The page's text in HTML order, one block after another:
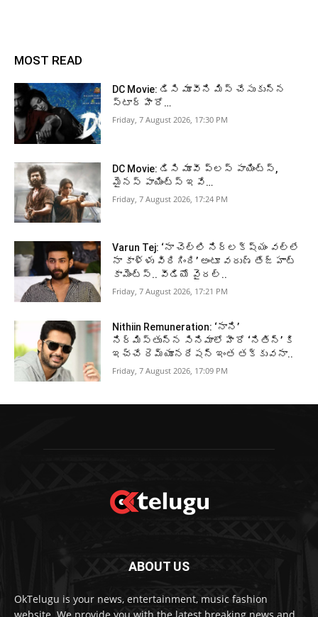
MOST READ
DC Movie: డిసి మూవీని మిస్ చేసుకున్న
స్టార్ హీరో…
Friday, 7 August 2026, 17:30 PM
DC Movie: డిసి మూవీ ప్లస్ పాయింట్స్,
మైనస్ పాయింట్స్ ఇవే…
Friday, 7 August 2026, 17:24 PM
Varun Tej: ‘నా చెల్లి నిర్లక్ష్యం వల్లే
నా కాళ్ళు విరిగింది’ అంటూ వరుణ్ తేజ్ హాట్
కామెంట్స్.. వీడియో వైరల్..
Friday, 7 August 2026, 17:21 PM
Nithiin Remuneration: ‘నాని’
నిర్మిస్తున్న సినిమాలో హీరో ‘నితిన్’ కి
ఇచ్చే రెమ్యూనరేషన్ ఇంత తక్కువనా..
Friday, 7 August 2026, 17:09 PM
ABOUT US
OkTelugu is your news, entertainment, music fashion
website. We provide you with the latest breaking news and